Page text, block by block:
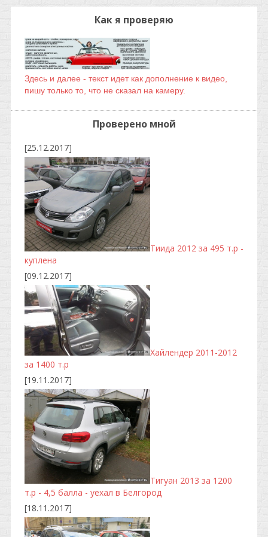
Как я проверяю
Здесь и далее - текст идет как дополнение к видео,
пишу только то, что не сказал на камеру.
Проверено мной
[25.12.2017]
Тиида 2012 за 495 т.р -
куплена
[09.12.2017]
Хайлендер 2011-2012
за 1400 т.р
[19.11.2017]
Тигуан 2013 за 1200
т.р - 4,5 балла - уехал в Белгород
[18.11.2017]